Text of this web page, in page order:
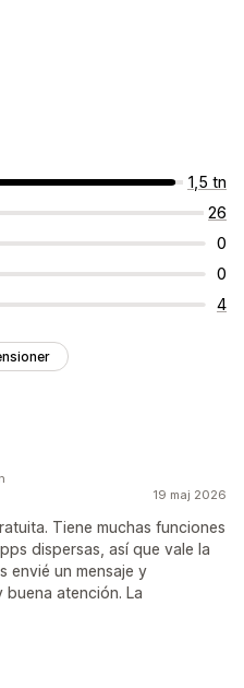
Startsida
1,5 tn
26
0
0
4
19 maj 2026
Tiene muchas funciones
dispersas, así que vale la
envié un mensaje y
atención. La